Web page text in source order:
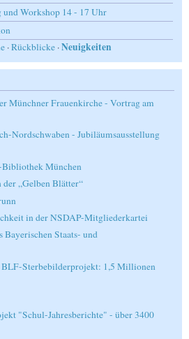
Workshop 14 - 17 Uhr
·Rückblicke ·Neuigkeiten
Münchner Frauenkirche - Vortrag am
Nordschwaben - Jubiläumsausstellung
Bibliothek München
der „Gelben Blätter“
in der NSDAP-Mitgliederkartei
Staats- und
Sterbebilderprojekt: 1,5 Millionen
"Schul-Jahresberichte" - über 3400